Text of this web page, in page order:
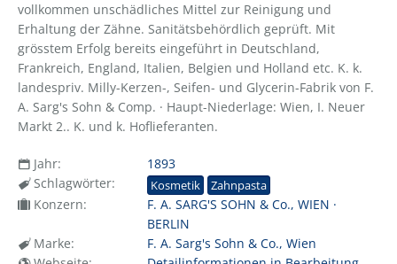
vollkommen unschädliches Mittel zur Reinigung und
Erhaltung der Zähne. Sanitätsbehördlich geprüft. Mit
grösstem Erfolg bereits eingeführt in Deutschland,
Frankreich, England, Italien, Belgien und Holland etc. K. k.
landespriv. Milly-Kerzen-, Seifen- und Glycerin-Fabrik von F.
A. Sarg's Sohn & Comp. · Haupt-Niederlage: Wien, I. Neuer
Markt 2.. K. und k. Hoflieferanten.
Jahr:
1893
Schlagwörter:
Kosmetik Zahnpasta
Konzern:
F. A. SARG'S SOHN & Co., WIEN ·
BERLIN
Marke:
F. A. Sarg's Sohn & Co., Wien